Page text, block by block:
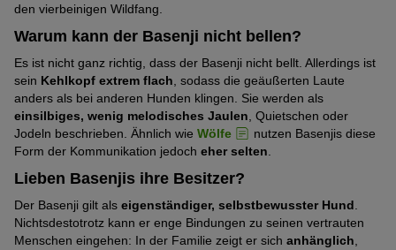
den vierbeinigen Wildfang.
Warum kann der Basenji nicht bellen?
Es ist nicht ganz richtig, dass der Basenji nicht bellt. Allerdings ist
sein Kehlkopf extrem flach, sodass die geäußerten Laute
anders als bei anderen Hunden klingen. Sie werden als
einsilbiges, wenig melodisches Jaulen, Quietschen oder
Jodeln beschrieben. Ähnlich wie Wölfe
nutzen Basenjis diese
Form der Kommunikation jedoch eher selten.
Lieben Basenjis ihre Besitzer?
Der Basenji gilt als eigenständiger, selbstbewusster Hund.
Nichtsdestotrotz kann er enge Bindungen zu seinen vertrauten
Menschen eingehen: In der Familie zeigt er sich anhänglich,